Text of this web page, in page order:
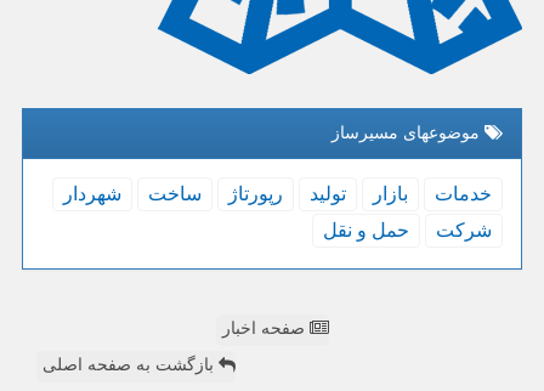
موضوعهای مسیرساز
خدمات بازار تولید رپورتاژ ساخت
شهردار
شركت
حمل و نقل
صفحه اخبار
بازگشت به صفحه اصلی